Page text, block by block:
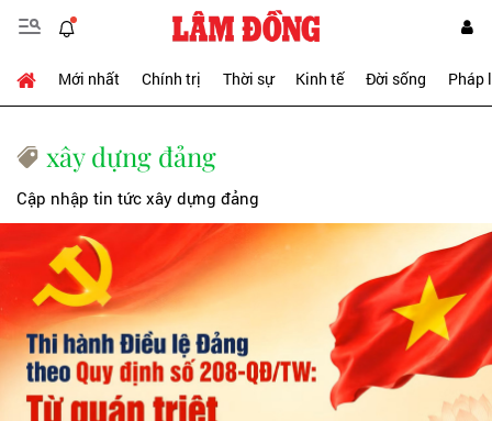
Mới nhất Chính trị Thời sự Kinh tế Đời sống Pháp
xây dựng đảng
Cập nhập tin tức xây dựng đảng